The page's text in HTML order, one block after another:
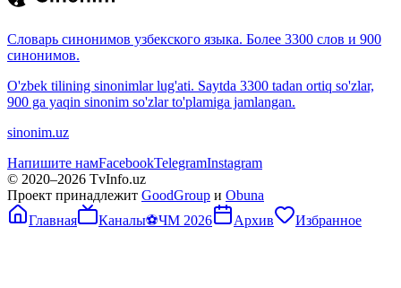
Словарь синонимов узбекского языка. Более 3300 слов и 900
синонимов.
O'zbek tilining sinonimlar lug'ati. Saytda 3300 tadan ortiq so'zlar,
900 ga yaqin sinonim so'zlar to'plamiga jamlangan.
sinonim.uz
Напишите намFacebookTelegramInstagram
© 2020–2026 TvInfo.uz
Проект принадлежит GoodGroup и Obuna
Главная
Каналы⚽ЧМ 2026 Архив Избранное